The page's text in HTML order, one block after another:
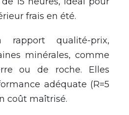
rieur frais en été.
rapport qualité-prix,
minérales, comme
ou de roche. Elles
adéquate (R=5
coût maîtrisé.